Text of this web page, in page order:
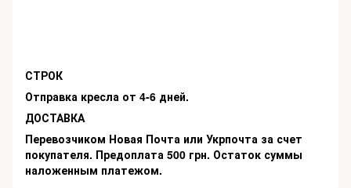
СТРОК
Отправка кресла от 4-6 дней.
ДОСТАВКА
Перевозчиком Новая Почта или Укрпочта за счет
покупателя. Предоплата 500 грн. Остаток суммы
наложенным платежом.